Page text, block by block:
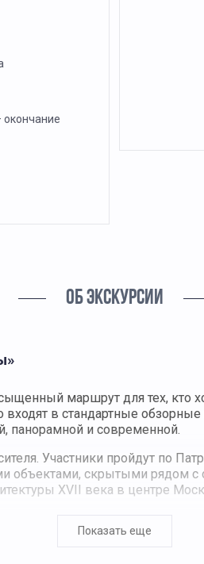
окончание
ОБ ЭКСКУРСИИ
маршрут для тех, кто
в стандартные
панорамной и современной.
Участники пройдут по
объектами, скрытыми рядом
XVII века в центре
остановки у Красной
Показать еще